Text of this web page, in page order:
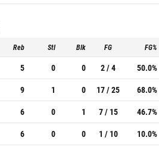
Reb Stl Blk FG FG%
5 0 0 2 / 4 50.0%
9 1 0 17 / 25 68.0%
6 0 1 7 / 15 46.7%
6 0 0 1 / 10 10.0%